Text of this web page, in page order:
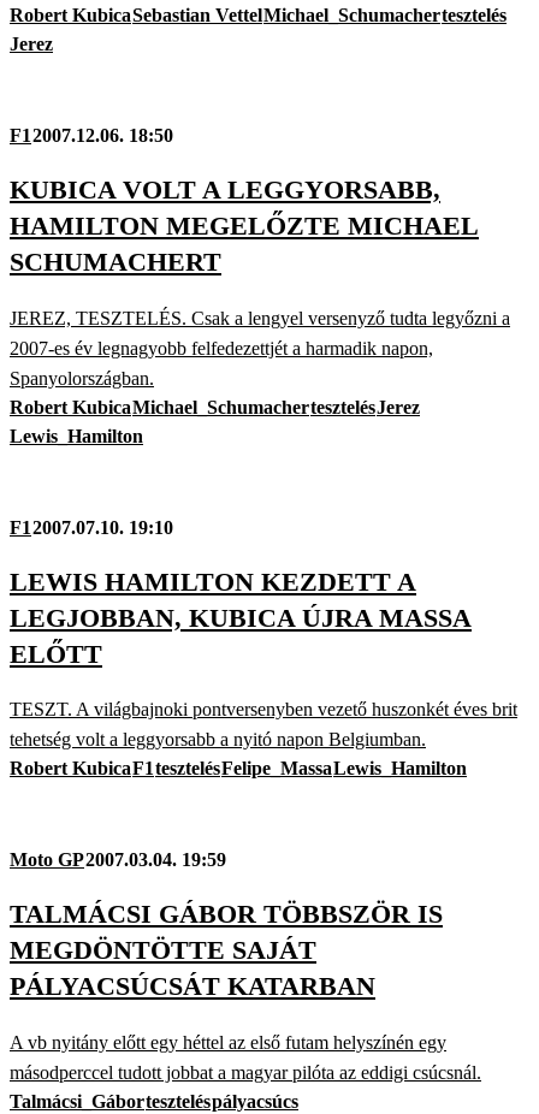
Robert KubicaSebastian VettelMichael_Schumachertesztelés
Jerez
F12007.12.06. 18:50
KUBICA VOLT A LEGGYORSABB,
HAMILTON MEGELŐZTE MICHAEL
SCHUMACHERT
JEREZ, TESZTELÉS. Csak a lengyel versenyző tudta legyőzni a
2007-es év legnagyobb felfedezettjét a harmadik napon,
Spanyolországban.
Robert KubicaMichael_SchumachertesztelésJerez
Lewis_Hamilton
F12007.07.10. 19:10
LEWIS HAMILTON KEZDETT A
LEGJOBBAN, KUBICA ÚJRA MASSA
ELŐTT
TESZT. A világbajnoki pontversenyben vezető huszonkét éves brit
tehetség volt a leggyorsabb a nyitó napon Belgiumban.
Robert KubicaF1tesztelésFelipe_MassaLewis_Hamilton
Moto GP2007.03.04. 19:59
TALMÁCSI GÁBOR TÖBBSZÖR IS
MEGDÖNTÖTTE SAJÁT
PÁLYACSÚCSÁT KATARBAN
A vb nyitány előtt egy héttel az első futam helyszínén egy
másodperccel tudott jobbat a magyar pilóta az eddigi csúcsnál.
Talmácsi_Gáborteszteléspályacsúcs